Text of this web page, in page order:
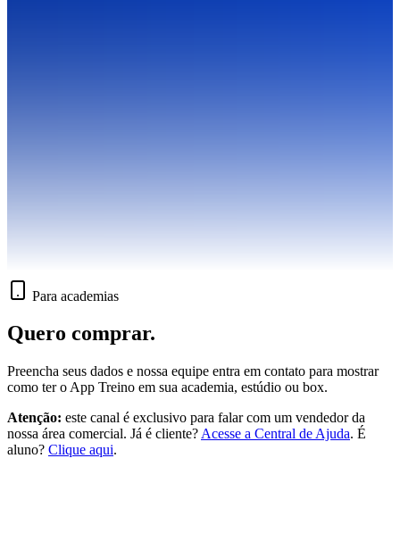
Para academias
Quero comprar.
Preencha seus dados e nossa equipe entra em contato para mostrar
como ter o App Treino em sua academia, estúdio ou box.
Atenção: este canal é exclusivo para falar com um vendedor da
nossa área comercial. Já é cliente? Acesse a Central de Ajuda. É
aluno? Clique aqui.